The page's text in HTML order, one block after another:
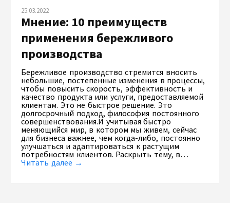
25.03.2022
Мнение: 10 преимуществ
применения бережливого
производства
Бережливое производство стремится вносить
небольшие, постепенные изменения в процессы,
чтобы повысить скорость, эффективность и
качество продукта или услуги, предоставляемой
клиентам. Это не быстрое решение. Это
долгосрочный подход, философия постоянного
совершенствования.И учитывая быстро
меняющийся мир, в котором мы живем, сейчас
для бизнеса важнее, чем когда-либо, постоянно
улучшаться и адаптироваться к растущим
потребностям клиентов. Раскрыть тему, в…
Читать далее →